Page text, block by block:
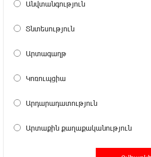
22:21:15 7-08-2026
Cherokee»-ն և «Toyota
22:03:58 7-08-2026
օգտագործել Starlink-ը
Երևանում և մարզերում
Անվտանգություն
Տնտեսություն
Արտագաղթ
Կոռուպցիա
Արդարադատություն
Արտաքին քաղաքականություն